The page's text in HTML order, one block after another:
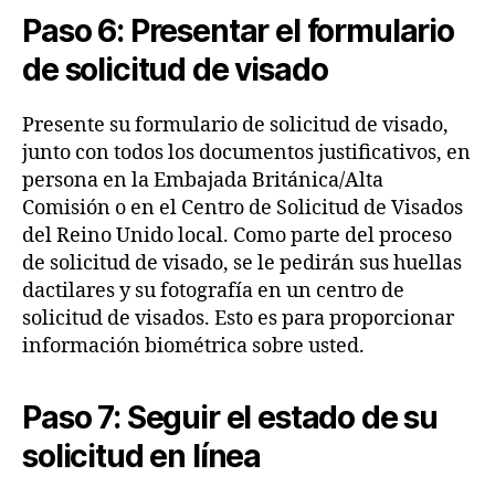
Paso 6: Presentar el formulario
de solicitud de visado
Presente su formulario de solicitud de visado,
junto con todos los documentos justificativos, en
persona en la Embajada Británica/Alta
Comisión o en el Centro de Solicitud de Visados
del Reino Unido local. Como parte del proceso
de solicitud de visado, se le pedirán sus huellas
dactilares y su fotografía en un centro de
solicitud de visados. Esto es para proporcionar
información biométrica sobre usted.
Paso 7: Seguir el estado de su
solicitud en línea